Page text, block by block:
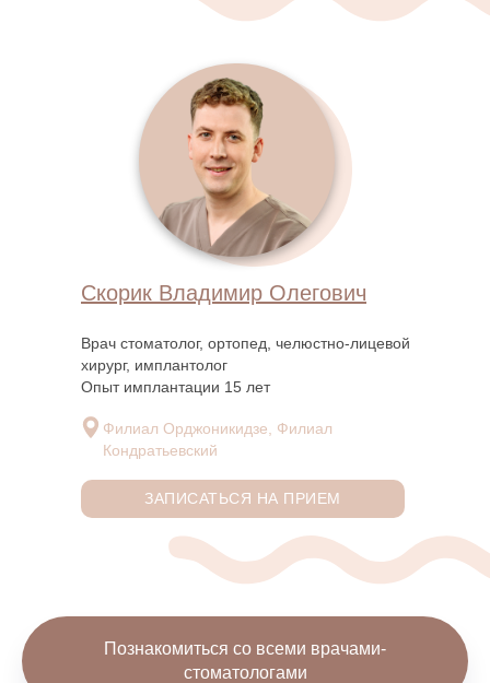
Скорик Владимир Олегович
Филиал Орджоникидзе, Филиал
Кондратьевский
ЗАПИСАТЬСЯ НА ПРИЕМ
Врач стоматолог, ортопед, челюстно-лицевой
хирург, имплантолог
Опыт имплантации 15 лет
Познакомиться со всеми врачами-
стоматологами